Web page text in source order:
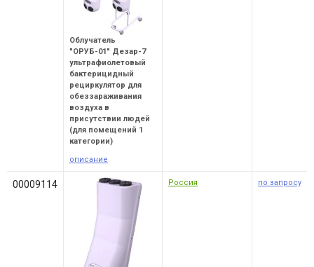
Облучатель
"ОРУБ-01" Дезар-7
ультрафиолетовый
бактерицидный
рециркулятор для
обеззараживания
воздуха в
присутствии людей
(для помещений 1
категории)
описание
00009114 Россия по запросу